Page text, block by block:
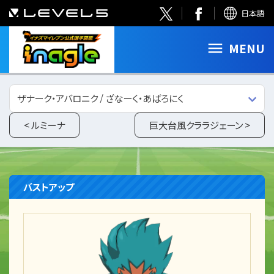
日本語
MENU
< ルミーナ
ザナーク・アバロニク / ざなーく・あばろにく
巨大台風クララジェーン >
バストアップ